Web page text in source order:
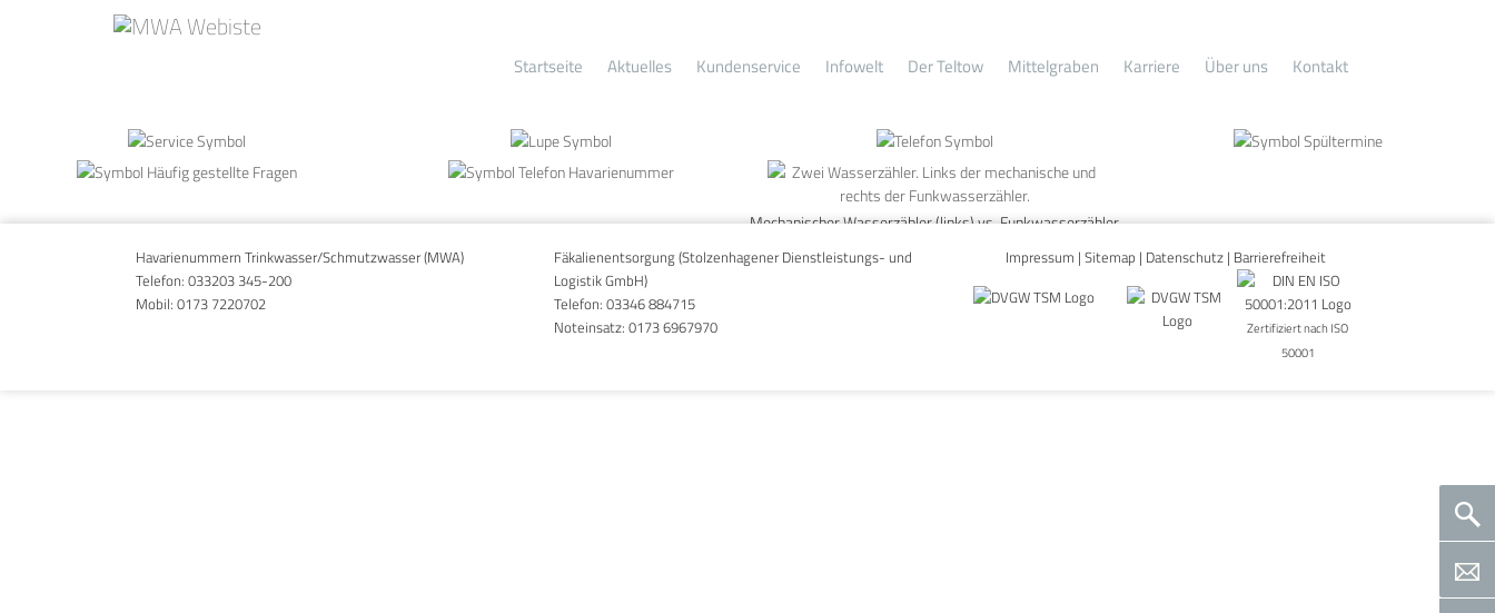
Startseite Aktuelles Kundenservice Infowelt Der Teltow Mittelgraben Karriere Über uns Kontakt
Skizze Absaugvorrichtung
Mechanischer Wasserzähler (links) vs. Funkwasserzähler
(rechts)
Havarienummern Trinkwasser/Schmutzwasser (MWA)
Telefon: 033203 345-200
Mobil: 0173 7220702
Fäkalienentsorgung (Stolzenhagener Dienstleistungs- und
Logistik GmbH)
Telefon:03346 884715
Noteinsatz:0173 6967970
Impressum |Sitemap | Datenschutz | Barrierefreiheit
Zertifiziert nach ISO
50001